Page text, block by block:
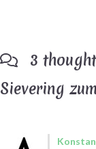
3
Sievering